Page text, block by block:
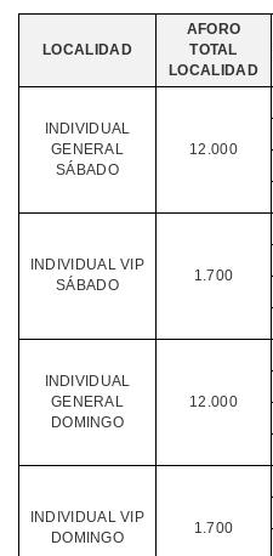
LOCALIDAD
AFORO
TOTAL
LOCALIDAD
INDIVIDUAL
GENERAL
SÁBADO
12.000
INDIVIDUAL VIP
SÁBADO
1.700
INDIVIDUAL
GENERAL
DOMINGO
12.000
INDIVIDUAL VIP
DOMINGO
1.700